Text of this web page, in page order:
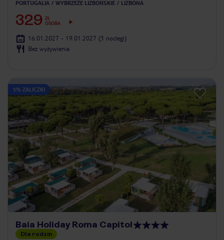
PORTUGALIA WYBRZEŻE LIZBOŃSKIE LIZBONA
329 ZŁ
OSOBA
16.01.2027 - 19.01.2027 (3 noclegi)
Bez wyżywienia
5% ZALICZKI
Baia Holiday Roma Capitol
Dla rodzin